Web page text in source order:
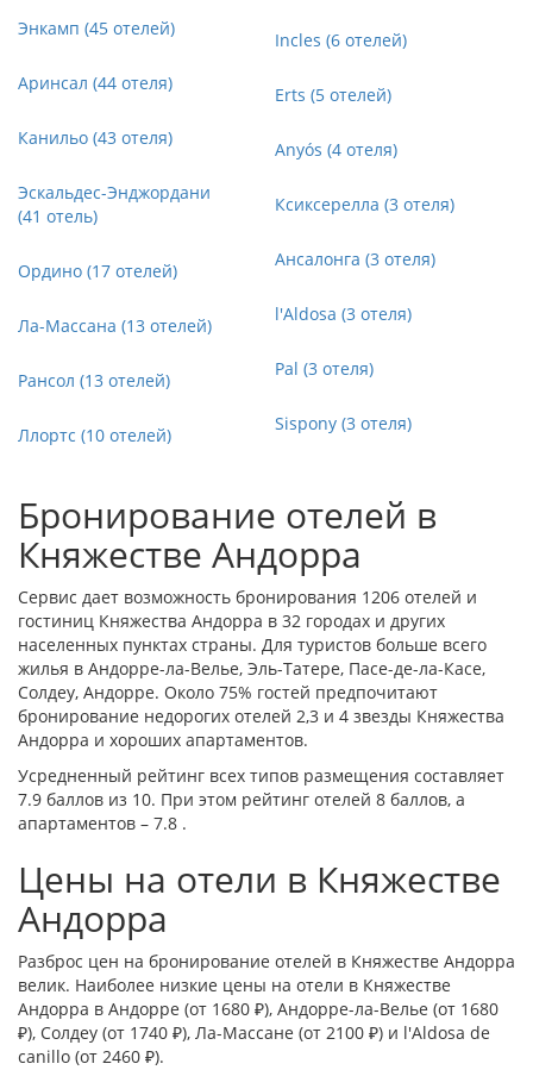
Энкамп (45 отелей)
Аринсал (44 отеля)
Канильо (43 отеля)
Эскальдес-Энджордани
(41 отель)
Ордино (17 отелей)
Ла-Массана (13 отелей)
Рансол (13 отелей)
Ллортс (10 отелей)
Incles (6 отелей)
Erts (5 отелей)
Anyós (4 отеля)
Ксиксерелла (3 отеля)
Ансалонга (3 отеля)
l'Aldosa (3 отеля)
Pal (3 отеля)
Sispony (3 отеля)
Бронирование отелей в
Княжестве Андорра
Сервис дает возможность бронирования 1206 отелей и
гостиниц Княжества Андорра в 32 городах и других
населенных пунктах страны. Для туристов больше всего
жилья в Андорре-ла-Велье, Эль-Татере, Пасе-де-ла-Касе,
Солдеу, Андорре. Около 75% гостей предпочитают
бронирование недорогих отелей 2,3 и 4 звезды Княжества
Андорра и хороших апартаментов.
Усредненный рейтинг всех типов размещения составляет
7.9 баллов из 10. При этом рейтинг отелей 8 баллов, а
апартаментов – 7.8 .
Цены на отели в Княжестве
Андорра
Разброс цен на бронирование отелей в Княжестве Андорра
велик. Наиболее низкие цены на отели в Княжестве
Андорра в Андорре (от 1680 ₽), Андорре-ла-Велье (от 1680
₽), Солдеу (от 1740 ₽), Ла-Массане (от 2100 ₽) и l'Aldosa de
canillo (от 2460 ₽).